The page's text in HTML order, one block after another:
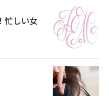
忙しい女